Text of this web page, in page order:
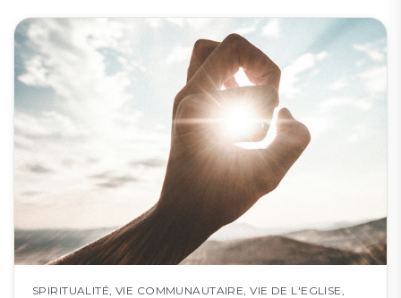
SPIRITUALITÉ ,VIE COMMUNAUTAIRE ,VIE DE L'EGLISE